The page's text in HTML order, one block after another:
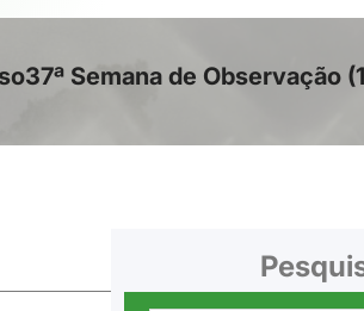
Semana de Observação